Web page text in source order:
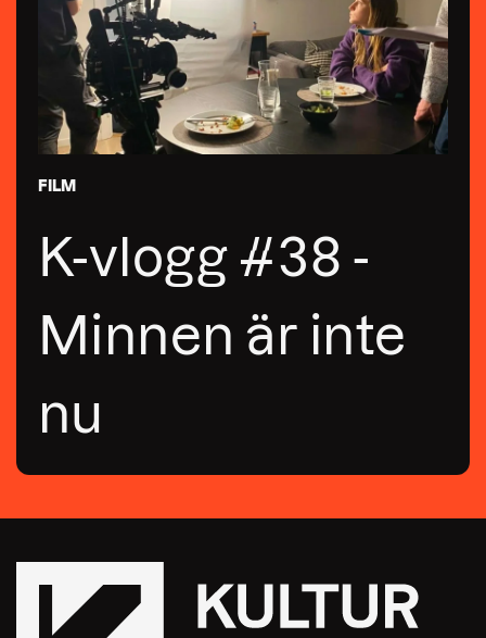
FILM
K-vlogg #38 -
Minnen är inte
nu